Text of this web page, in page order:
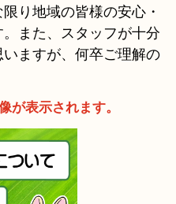
り地域の皆様の安心・
また、スタッフが十分
ますが、何卒ご理解の
が表示されます。